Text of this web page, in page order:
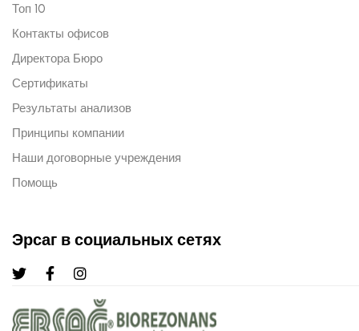
Топ 10
Контакты офисов
Директора Бюро
Сертификаты
Результаты анализов
Принципы компании
Наши договорные учреждения
Помощь
Эрсаг в социальных сетях